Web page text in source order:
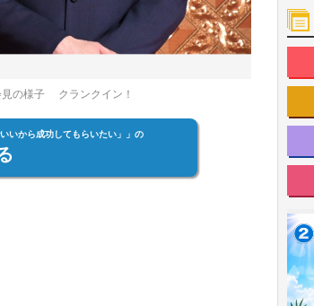
見の様子 クランクイン！
いから成功してもらいたい」」の